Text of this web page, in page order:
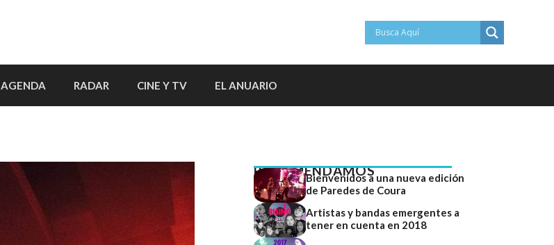
AGENDA RADAR CINE Y TV EL ANUARIO
RECOMENDAMOS
Bienvenidos a una nueva edición
de Paredes de Coura
Artistas y bandas emergentes a
tener en cuenta en 2018